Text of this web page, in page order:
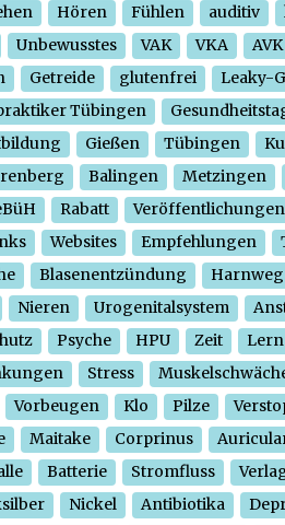
Hören Fühlen auditiv
Unbewusstes VAK VKA
AVK
Getreide glutenfrei
Leaky-
Tübingen
Gießen Tübingen
Balingen
Metzingen
Rabatt
Veröffentlichungen
Websites Empfehlungen
Blasenentzündung
Nieren Urogenitalsystem
Psyche HPU Zeit
Stress
Vorbeugen Klo Pilze
Maitake Corprinus
Batterie Stromfluss
Nickel Antibiotika